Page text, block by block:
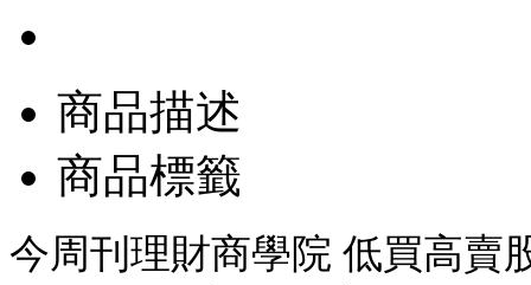
商品描述
商品標籤
今周刊理財商學院 低買高賣